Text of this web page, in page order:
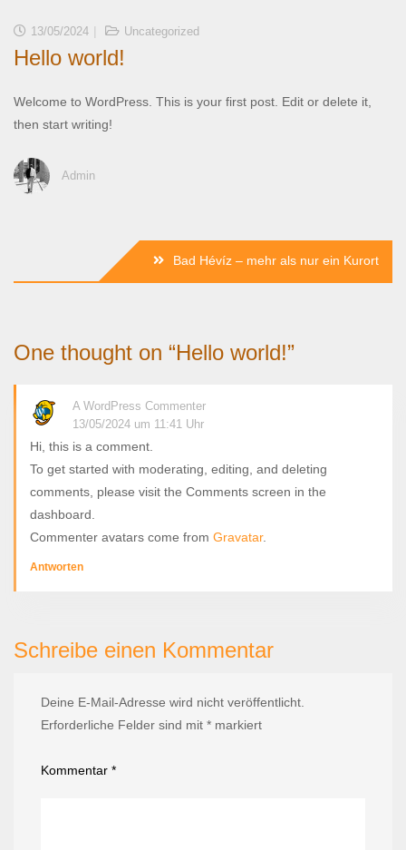
13/05/2024 Uncategorized
Hello world!
Welcome to WordPress. This is your first post. Edit or delete it,
then start writing!
Admin
BeitragsnavigationBad Hévíz – mehr als nur ein Kurort
One thought on “Hello world!”
A WordPress Commenter
13/05/2024 um 11:41 Uhr
Hi, this is a comment.
To get started with moderating, editing, and deleting
comments, please visit the Comments screen in the
dashboard.
Commenter avatars come from Gravatar.
Antworten
Schreibe einen Kommentar
Deine E-Mail-Adresse wird nicht veröffentlicht.
Erforderliche Felder sind mit * markiert
Kommentar *